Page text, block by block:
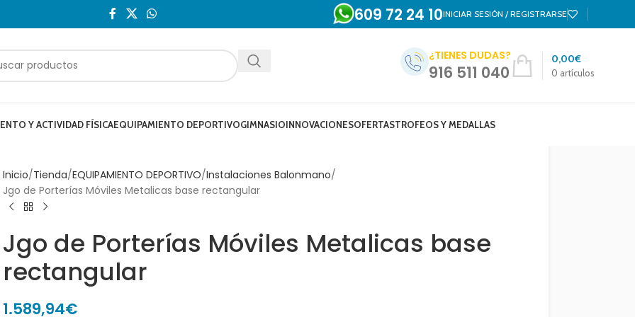
609 72 24 10INICIAR SESIÓN / REGISTRARSE
¿TIENES DUDAS?
916 511 040 0 artículos
0,00€
Y ACTIVIDAD FÍSICAEQUIPAMIENTO DEPORTIVOGIMNASIOINNOVACIONESOFERTASTROFEOS Y MEDALLAS
Inicio Tienda EQUIPAMIENTO DEPORTIVO Instalaciones Balonmano
Jgo de Porterías Móviles Metalicas base rectangular
Jgo de Porterías Móviles Metalicas base
rectangular
1.589,94€